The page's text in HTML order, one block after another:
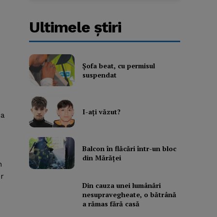
Ultimele ştiri
Şofa beat, cu permisul
suspendat
I-aţi văzut?
Balcon în flăcări într-un bloc
din Mărăţei
Din cauza unei lumânări
nesupravegheate, o bătrână
a rămas fără casă